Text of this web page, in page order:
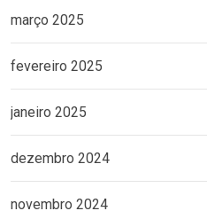
março 2025
fevereiro 2025
janeiro 2025
dezembro 2024
novembro 2024